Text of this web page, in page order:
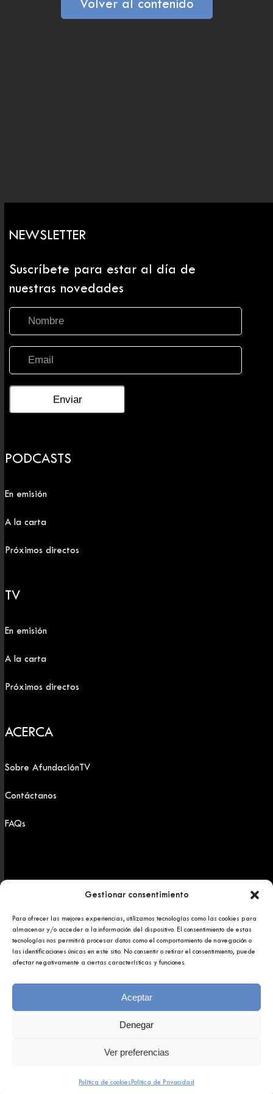
Gestionar consentimiento
Para ofrecer las mejores experiencias, utilizamos tecnologías como las cookies para
almacenar y/o acceder a la información del dispositivo. El consentimiento de estas
tecnologías nos permitirá procesar datos como el comportamiento de navegación o
las identificaciones únicas en este sitio. No consentir o retirar el consentimiento, puede
afectar negativamente a ciertas características y funciones.
Aceptar
Denegar
Ver preferencias
Política de cookies Política de Privacidad
Volver al contenido
NEWSLETTER
Suscríbete para estar al día de
nuestras novedades
PODCASTS
En emisión
A la carta
Próximos directos
TV
En emisión
A la carta
Próximos directos
ACERCA
Sobre AfundaciónTV
Contáctanos
FAQs
Copyright 2025 © Afundación Obra Social Abanca
Política de privacidad
Aviso legal